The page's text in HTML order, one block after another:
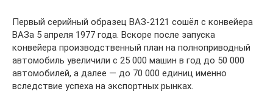
Первый серийный образец ВАЗ-2121 сошёл с конвейера
ВАЗа 5 апреля 1977 года. Вскоре после запуска
конвейера производственный план на полноприводный
автомобиль увеличили с 25 000 машин в год до 50 000
автомобилей, а далее — до 70 000 единиц именно
вследствие успеха на экспортных рынках.